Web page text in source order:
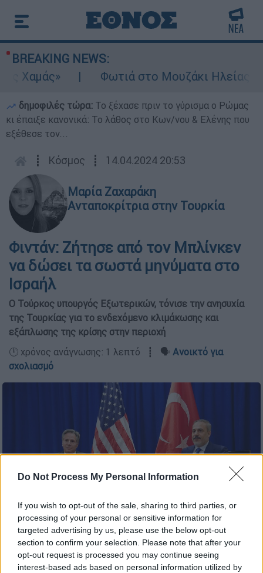
Do Not Process My Personal Information
If you wish to opt-out of the sale, sharing to third parties, or
processing of your personal or sensitive information for
targeted advertising by us, please use the below opt-out
section to confirm your selection. Please note that after your
opt-out request is processed you may continue seeing
interest-based ads based on personal information utilized by
BREAKING NEWS:
Χαμάς»
Φωτιά στο Μουζάκι Ηλείας:
δημοφιλές τώρα: Το ξέχασε πριν το γύρισμα ο Ρώμας
κι έπαιξε κανονικά: Το λάθος στο Κων/νου & Ελένης που
εξέθεσε τον...
┋ Κόσμος ┋ 14.04.2024 20:53
Μαρία Ζαχαράκη
Ανταποκρίτρια στην Τουρκία
Φιντάν: Ζήτησε από τον Μπλίνκεν
να δώσει τα σωστά μηνύματα στο
Ισραήλ
Ο Τούρκος υπουργός Εξωτερικών, τόνισε την ανησυχία
της Τουρκίας για το ενδεχόμενο κλιμάκωσης και
εξάπλωσης της κρίσης στην περιοχή
🕛 χρόνος ανάγνωσης: 1 λεπτό ┋ 🗣️ Ανοικτό για
σχολιασμό
Associated Press